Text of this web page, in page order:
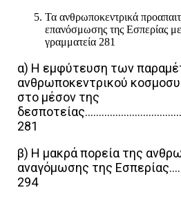
Τα ανθρωποκεντρικά
επανόσμωσης της Εσπερίας
γραμματεία 281
α) Η εμφύτευση των
ανθρωποκεντρικού
στο μέσον της
281
β) Η μακρά πορεία της
αναγόμωσης της
294